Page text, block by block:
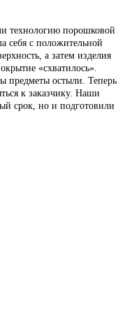
технологию порошковой
себя с положительной
а затем изделия
«схватилось».
предметы остыли. Теперь
к заказчику. Наши
срок, но и подготовили